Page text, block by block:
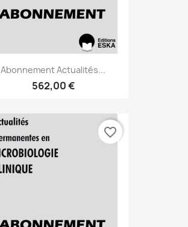
Abonnement Actualités...
562,00 €
favorite_border